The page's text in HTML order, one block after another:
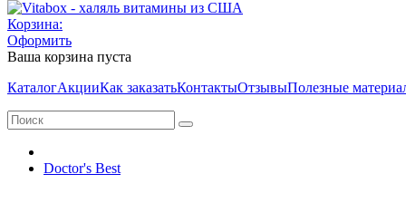
Корзина:
Оформить
Ваша корзина пуста
КаталогАкцииКак заказатьКонтактыОтзывыПолезные
Doctor's Best